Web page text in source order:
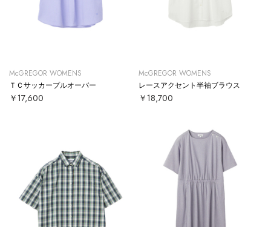
McGREGOR WOMENS
ＴＣサッカープルオーバー
￥17,600
McGREGOR WOMENS
レースアクセント半袖ブラウス
￥18,700